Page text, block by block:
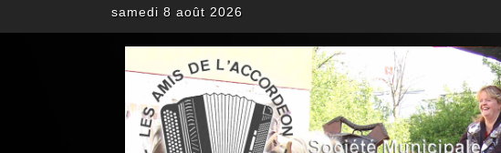
samedi 8 août 2026